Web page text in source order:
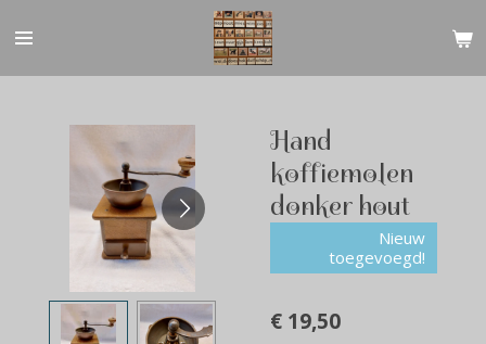
direct
Hand
koffiemolen
donker hout
Nieuw
toegevoegd!
€ 19,50